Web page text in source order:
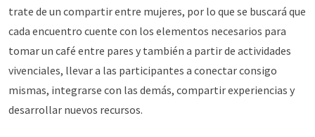
trate de un compartir entre mujeres, por lo que se buscará que
cada encuentro cuente con los elementos necesarios para
tomar un café entre pares y también a partir de actividades
vivenciales, llevar a las participantes a conectar consigo
mismas, integrarse con las demás, compartir experiencias y
desarrollar nuevos recursos.